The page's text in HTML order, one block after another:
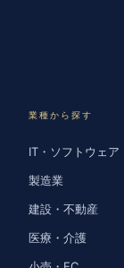
業種から探す
IT・ソフトウェア
製造業
建設・不動産
医療・介護